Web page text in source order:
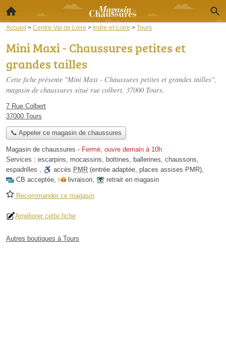
Accueil > Centre-Val de Loire > Indre-et-Loire > Tours
Mini Maxi - Chaussures petites et
grandes tailles
Cette fiche présente "Mini Maxi - Chaussures petites et grandes tailles",
magasin de chaussures situé rue colbert, 37000 Tours.
7 Rue Colbert
37000 Tours
📞 Appeler ce magasin de chaussures
Magasin de chaussures - Fermé, ouvre demain à 10h
Services : escarpins, mocassins, bottines, ballerines, chaussons,
espadrilles , accès PMR (entrée adaptée, places assises PMR),
CB acceptée, livraison, retrait en magasin
Recommander ce magasin
Améliorer cette fiche
Autres boutiques à Tours